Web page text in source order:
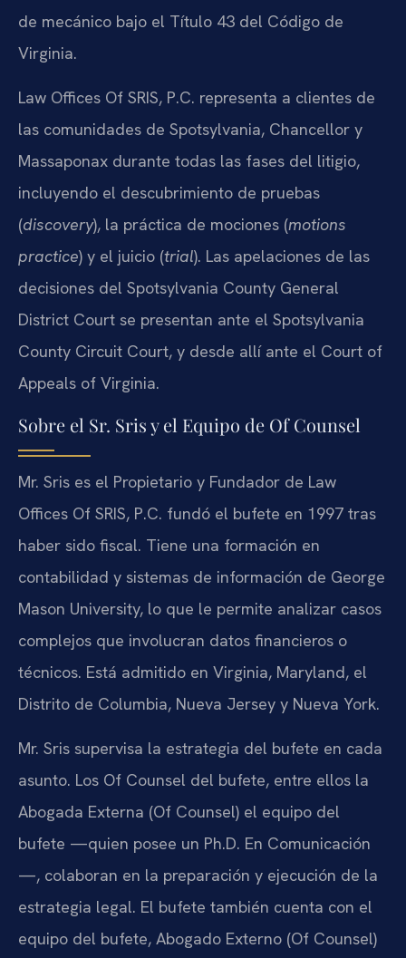
de mecánico bajo el Título 43 del Código de
Virginia.
Law Offices Of SRIS, P.C. representa a clientes de
las comunidades de Spotsylvania, Chancellor y
Massaponax durante todas las fases del litigio,
incluyendo el descubrimiento de pruebas
(discovery), la práctica de mociones (motions
practice) y el juicio (trial). Las apelaciones de las
decisiones del Spotsylvania County General
District Court se presentan ante el Spotsylvania
County Circuit Court, y desde allí ante el Court of
Appeals of Virginia.
Sobre el Sr. Sris y el Equipo de Of Counsel
Mr. Sris es el Propietario y Fundador de Law
Offices Of SRIS, P.C. fundó el bufete en 1997 tras
haber sido fiscal. Tiene una formación en
contabilidad y sistemas de información de George
Mason University, lo que le permite analizar casos
complejos que involucran datos financieros o
técnicos. Está admitido en Virginia, Maryland, el
Distrito de Columbia, Nueva Jersey y Nueva York.
Mr. Sris supervisa la estrategia del bufete en cada
asunto. Los Of Counsel del bufete, entre ellos la
Abogada Externa (Of Counsel) el equipo del
bufete —quien posee un Ph.D. En Comunicación
—, colaboran en la preparación y ejecución de la
estrategia legal. El bufete también cuenta con el
equipo del bufete, Abogado Externo (Of Counsel)